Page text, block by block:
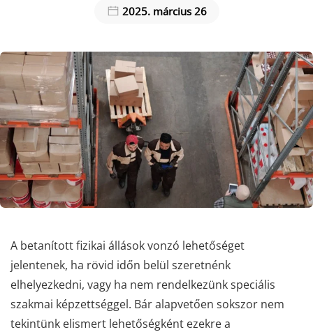
2025. március 26
A betanított fizikai állások vonzó lehetőséget
jelentenek, ha rövid időn belül szeretnénk
elhelyezkedni, vagy ha nem rendelkezünk speciális
szakmai képzettséggel. Bár alapvetően sokszor nem
tekintünk elismert lehetőségként ezekre a